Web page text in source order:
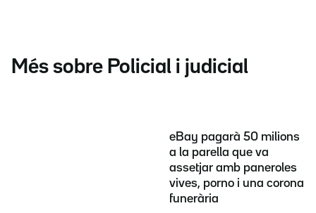
Més sobre Policial i judicial
eBay pagarà 50 milions
a la parella que va
assetjar amb paneroles
vives, porno i una corona
funerària